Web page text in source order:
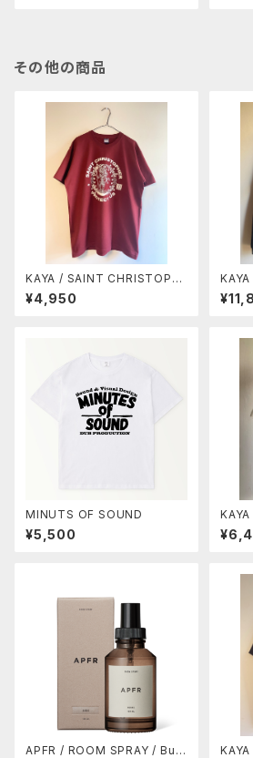
その他の商品
KAYA / SAINT CHRISTOPH
ER TEE
¥4,950
KAYA
きカー
MINUTS OF SOUND
¥5,500
EE
APFR / ROOM SPRAY / Bur